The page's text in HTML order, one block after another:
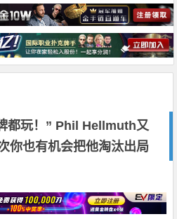
都玩！” Phil Hellmuth又
也有机会把他淘汰出局